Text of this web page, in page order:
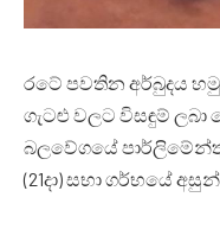
රටේ පවතින අර්බුදය
ගැටළු වලට විසඳුම්
බලවේගයේ පාර්ලිමේන්තු
(21දා) සභා ගර්භයේ